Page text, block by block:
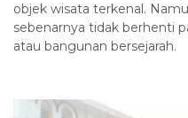
objek wisata terkenal.
sebenarnya tidak berhenti
atau bangunan bersejarah.